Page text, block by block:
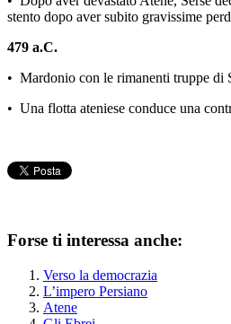
stento dopo aver subito gravissime
479 a.C.
• Mardonio con le rimanenti truppe di
• Una flotta ateniese conduce una
Forse ti interessa anche:
Verso la democrazia
L’impero Persiano
Atene